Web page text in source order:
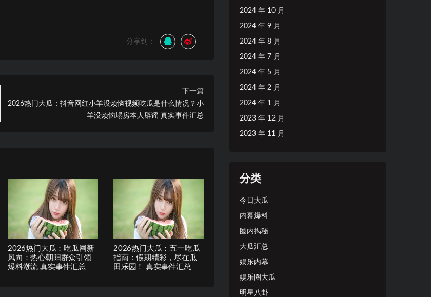
分享到：
下一篇
2026热门大瓜：抖音网红小羊没烦恼视频吃瓜是什么情况？小
羊没烦恼塌房本人辟谣 真实事件汇总
2026热门大瓜：吃瓜网新
风向：热心朝阳群众引领
爆料潮流 真实事件汇总
2026热门大瓜：五一吃瓜
指南：假期精彩，尽在瓜
田乐园！ 真实事件汇总
2024 年 10 月
2024 年 9 月
2024 年 8 月
2024 年 7 月
2024 年 5 月
2024 年 2 月
2024 年 1 月
2023 年 12 月
2023 年 11 月
分类
今日大瓜
内幕爆料
圈内揭秘
大瓜汇总
娱乐内幕
娱乐圈大瓜
明星八卦